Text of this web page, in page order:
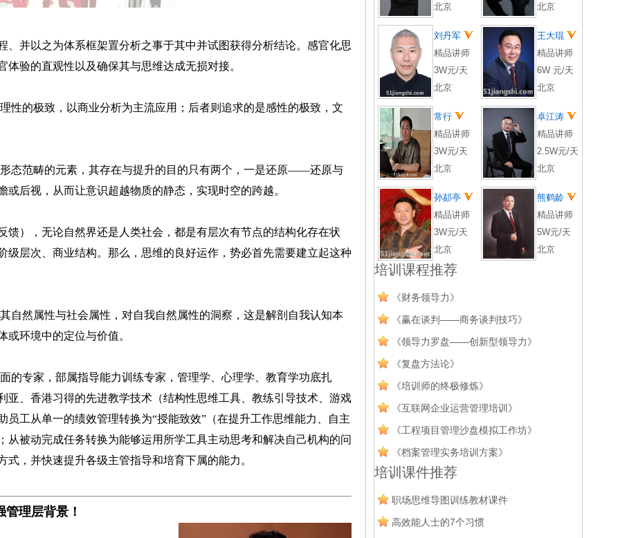
并以之为体系框架置分析之事于其中并试图获得分析结论。感官化思
验的直观性以及确保其与思维达成无损对接。
性的极致，以商业分析为主流应用；后者则追求的是感性的极致，文
态范畴的元素，其存在与提升的目的只有两个，一是还原——还原与
后视，从而让意识超越物质的静态，实现时空的跨越。
），无论自然界还是人类社会，都是有层次有节点的结构化存在状
层次、商业结构。那么，思维的良好运作，势必首先需要建立起这种
自然属性与社会属性，对自我自然属性的洞察，这是解剖自我认知本
环境中的定位与价值。
的专家， 部属指导能力训练专家，管理学、心理学、教育学功底扎
、香港习得的先进教学技术（结构性思维工具、教练引导技术、游戏
工从单一的绩效管理转换为“授能致效”（在提升工作思维能力、自主
被动完成任务转换为能够运用所学工具主动思考和解决自己机构的问
，并快速提升各级主管指导和培育下属的能力。
理层背景！
北京
北京
刘丹军
精品讲师
3W元/天
北京
王大琨
精品讲师
6W 元/天
北京
常行
精品讲师
3W元/天
北京
卓江涛
精品讲师
2.5W元/天
北京
孙郂亭
精品讲师
3W元/天
北京
熊鹤龄
精品讲师
5W元/天
北京
培训课程推荐
《财务领导力》
《赢在谈判——商务谈判技巧》
《领导力罗盘——创新型领导力》
《复盘方法论》
《培训师的终极修炼》
《互联网企业运营管理培训》
《工程项目管理沙盘模拟工作坊》
《档案管理实务培训方案》
培训课件推荐
职场思维导图训练教材课件
高效能人士的7个习惯